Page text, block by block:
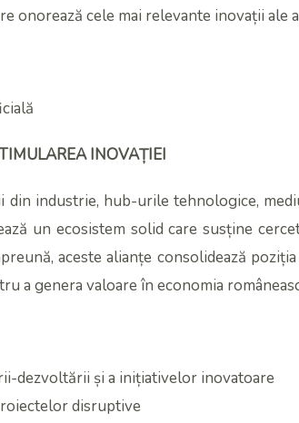
onorează cele mai relevante inovații ale
INOVAȚIEI
industrie, hub-urile tehnologice,
un ecosistem solid care susține
aceste alianțe consolidează
a genera valoare în economia
dezvoltării și a inițiativelor inovatoare
disruptive